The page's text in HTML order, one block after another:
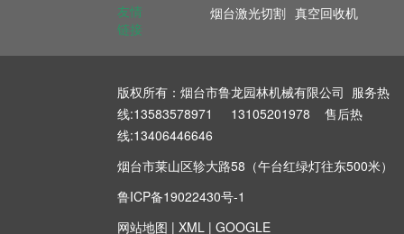
友情
链接
烟台激光切割 真空回收机
版权所有：烟台市鲁龙园林机械有限公司 服务热
线:13583578971 13105201978 售后热
线:13406446646
烟台市莱山区轸大路58（午台红绿灯往东500米）
鲁ICP备19022430号-1
网站地图 | XML | GOOGLE